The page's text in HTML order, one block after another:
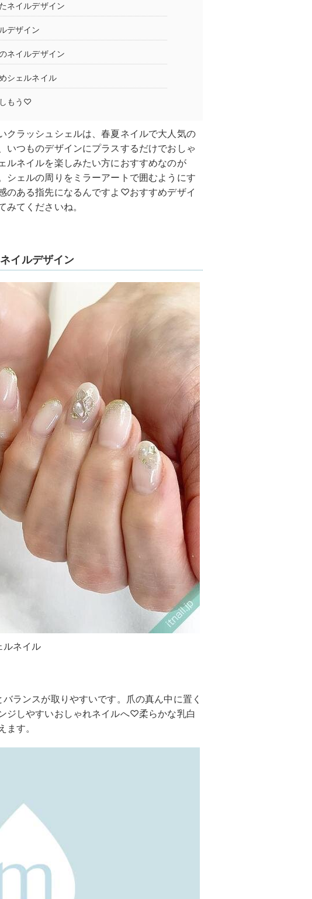
ネイルデザイン
デザイン
ネイルデザイン
シェルネイル
もう♡
クラッシュシェルは、春夏ネイルで大人気の
いつものデザインにプラスするだけでおしゃ
ルネイルを楽しみたい方におすすめなのが
シェルの周りをミラーアートで囲むようにす
のある指先になるんですよ♡おすすめデザイ
てくださいね。
イルデザイン
ルネイル
ランスが取りやすいです。爪の真ん中に置く
ジしやすいおしゃれネイルへ♡柔らかな乳白
す。